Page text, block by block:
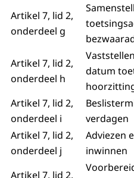
Artikel 7, lid 2,
onderdeel g
Artikel 7, lid 2,
onderdeel h
datum
Artikel 7, lid 2,
onderdeel i
verdagen
Artikel 7, lid 2,
onderdeel j
Adviezen
inwinnen
Artikel 7, lid 2,